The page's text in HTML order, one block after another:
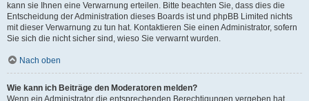
kann sie Ihnen eine Verwarnung erteilen. Bitte beachten Sie, dass dies die
Entscheidung der Administration dieses Boards ist und phpBB Limited nichts
mit dieser Verwarnung zu tun hat. Kontaktieren Sie einen Administrator, sofern
Sie sich die nicht sicher sind, wieso Sie verwarnt wurden.
Nach oben
Wie kann ich Beiträge den Moderatoren melden?
Wenn ein Administrator die entsprechenden Berechtigungen vergeben hat,